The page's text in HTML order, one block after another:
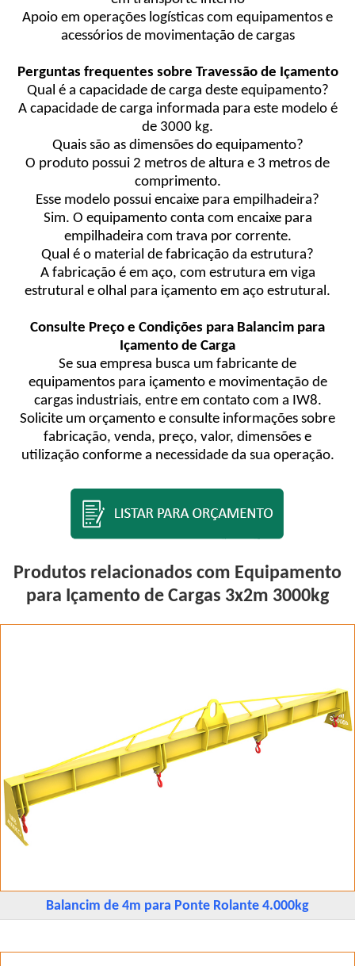
Apoio em operações logísticas com equipamentos e
acessórios de movimentação de cargas
Perguntas frequentes sobre Travessão de Içamento
Qual é a capacidade de carga deste equipamento?
A capacidade de carga informada para este modelo é
de 3000 kg.
Quais são as dimensões do equipamento?
O produto possui 2 metros de altura e 3 metros de
comprimento.
Esse modelo possui encaixe para empilhadeira?
Sim. O equipamento conta com encaixe para
empilhadeira com trava por corrente.
Qual é o material de fabricação da estrutura?
A fabricação é em aço, com estrutura em viga
estrutural e olhal para içamento em aço estrutural.
Consulte Preço e Condições para Balancim para
Içamento de Carga
Se sua empresa busca um fabricante de
equipamentos para içamento e movimentação de
cargas industriais, entre em contato com a IW8.
Solicite um orçamento e consulte informações sobre
fabricação, venda, preço, valor, dimensões e
utilização conforme a necessidade da sua operação.
Produtos relacionados com Equipamento
para Içamento de Cargas 3x2m 3000kg
Balancim de 4m para Ponte Rolante 4.000kg